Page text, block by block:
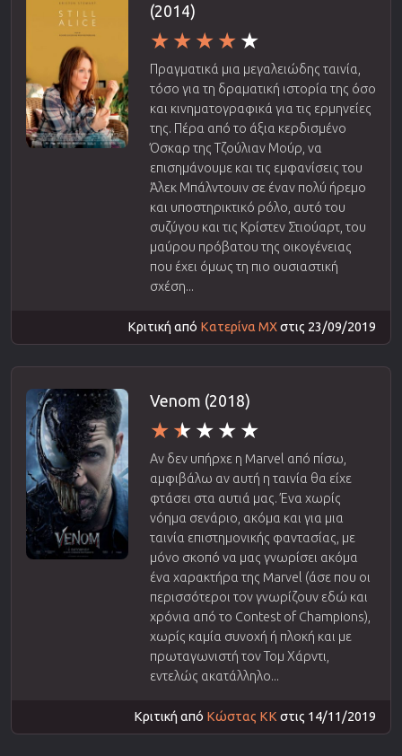
(2014)
Πραγματικά μια μεγαλειώδης ταινία,
τόσο για τη δραματική ιστορία της όσο
και κινηματογραφικά για τις ερμηνείες
της. Πέρα από το άξια κερδισμένο
Όσκαρ της Τζούλιαν Μούρ, να
επισημάνουμε και τις εμφανίσεις του
Άλεκ Μπάλντουιν σε έναν πολύ ήρεμο
και υποστηρικτικό ρόλο, αυτό του
συζύγου και τις Κρίστεν Στιούαρτ, του
μαύρου πρόβατου της οικογένειας
που έχει όμως τη πιο ουσιαστική
σχέση...
Κριτική από Κατερίνα ΜΧστις 23/09/2019
Venom (2018)
Αν δεν υπήρχε η Marvel από πίσω,
αμφιβάλω αν αυτή η ταινία θα είχε
φτάσει στα αυτιά μας. Ένα χωρίς
νόημα σενάριο, ακόμα και για μια
ταινία επιστημονικής φαντασίας, με
μόνο σκοπό να μας γνωρίσει ακόμα
ένα χαρακτήρα της Marvel (άσε που οι
περισσότεροι τον γνωρίζουν εδώ και
χρόνια από το Contest of Champions),
χωρίς καμία συνοχή ή πλοκή και με
πρωταγωνιστή τον Τομ Χάρντι,
εντελώς ακατάλληλο...
Κριτική από Κώστας ΚΚστις 14/11/2019